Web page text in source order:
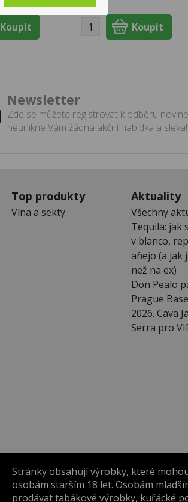
Newsletter
Zde se můžete registrovat k odběru
neunikne Vám žádná akční nabídka a sleva!
Top produkty
Vína a sekty
Aktuality
Všechny
Tequila: jak
v blanco,
añejo (a jak
než na ex)
Don Pealo
Prague
2026. Cava
Serra pro
Stránky obsahují výrobky, které
osobám starším 18 let. Osobám
prodávat tabákové výrobky, kuřácké